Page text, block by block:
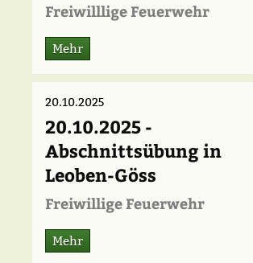
Freiwilllige Feuerwehr
Mehr
20.10.2025
20.10.2025 -
Abschnittsübung in
Leoben-Göss
Freiwillige Feuerwehr
Mehr